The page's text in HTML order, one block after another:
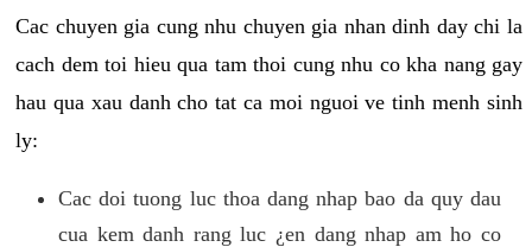
Cac chuyen gia cung nhu chuyen gia nhan dinh day chi la
cach dem toi hieu qua tam thoi cung nhu co kha nang gay
hau qua xau danh cho tat ca moi nguoi ve tinh menh sinh
ly:
Cac doi tuong luc thoa dang nhap bao da quy dau
cua kem danh rang luc ¿en dang nhap am ho co